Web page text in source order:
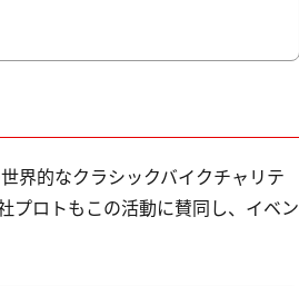
界的なクラシックバイクチャリテ
プロトもこの活動に賛同し、イベン